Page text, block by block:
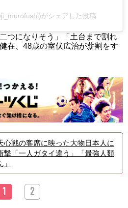
がシェアした投稿
つになりそう」「土台まで割れ
在、48歳の室伏広治が薪割をす
心戦の客席に映った大物日本人に
撃「一人ガタイ違う」「最強人類
1 2